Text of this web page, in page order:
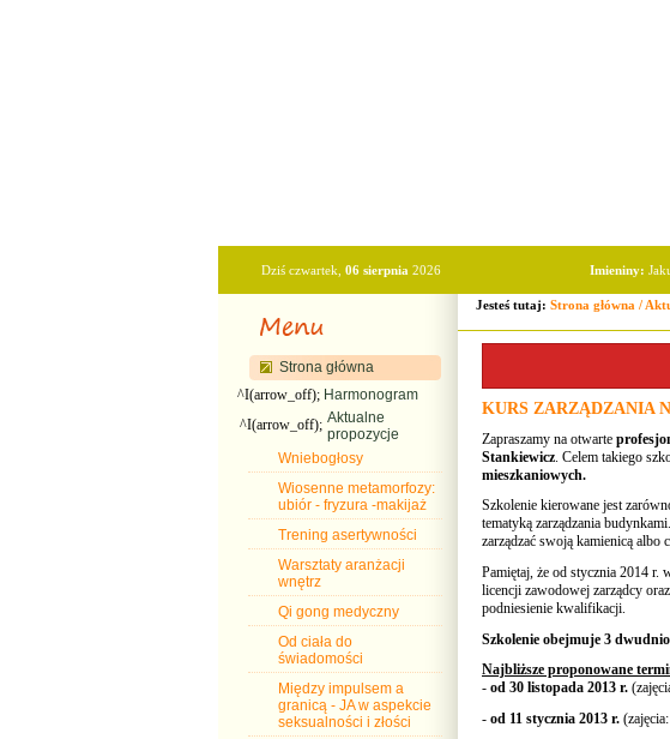
Dziś czwartek, 06 sierpnia 2026 Imieniny:
Strona główna
^I(arrow_off); Harmonogram
^I(arrow_off); Aktualne
propozycje
Wniebogłosy
Wiosenne metamorfozy:
ubiór - fryzura -makijaż
Trening asertywności
Warsztaty aranżacji
wnętrz
Qi gong medyczny
Od ciała do
świadomości
Między impulsem a
granicą - JA w aspekcie
seksualności i złości
Jesteś tutaj: Strona główna /
KURS ZARZĄDZANIA
Zapraszamy na otwarte
Stankiewicz . Celem takiego
mieszkaniowych.
Szkolenie kierowane jest
tematyką zarządzania
zarządzać swoją kamienicą albo
Pamiętaj, że od stycznia 2014
licencji zawodowej zarządcy
podniesienie kwalifikacji.
Szkolenie obejmuje 3
Najbliższe proponowane
- od 30 listopada 2013 r.
- od 11 stycznia 2013 r.